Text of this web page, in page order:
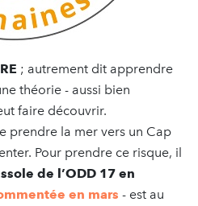
; autrement dit apprendre
théorie - aussi bien
faire découvrir.
prendre la mer vers un Cap
Pour prendre ce risque, il
de l’ODD 17 en
en mars - est au